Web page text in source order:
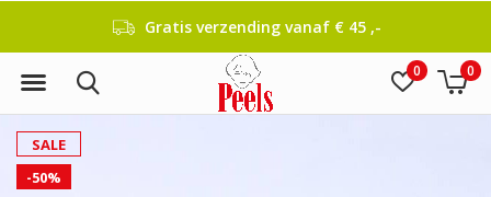
0 0
Gratis verzending vanaf € 45 ,-
SALE
-50%